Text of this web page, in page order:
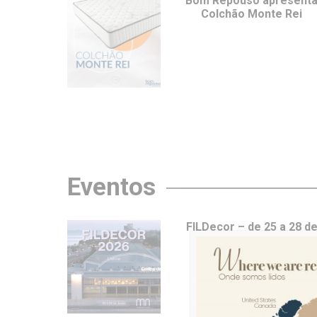
Colchão Monte Rei
Eventos
FILDecor – de 25 a 28 de